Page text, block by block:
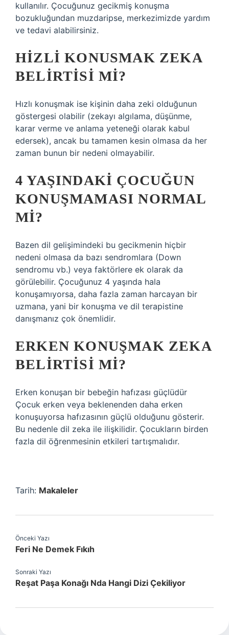
kullanılır. Çocuğunuz gecikmiş konuşma
bozukluğundan muzdaripse, merkezimizde yardım
ve tedavi alabilirsiniz.
HIZLI KONUSMAK ZEKA
BELIRTISI MI?
Hızlı konuşmak ise kişinin daha zeki olduğunun
göstergesi olabilir (zekayı algılama, düşünme,
karar verme ve anlama yeteneği olarak kabul
edersek), ancak bu tamamen kesin olmasa da her
zaman bunun bir nedeni olmayabilir.
4 YAŞINDAKI ÇOCUĞUN
KONUŞMAMASI NORMAL
MI?
Bazen dil gelişimindeki bu gecikmenin hiçbir
nedeni olmasa da bazı sendromlara (Down
sendromu vb.) veya faktörlere ek olarak da
görülebilir. Çocuğunuz 4 yaşında hala
konuşamıyorsa, daha fazla zaman harcayan bir
uzmana, yani bir konuşma ve dil terapistine
danışmanız çok önemlidir.
ERKEN KONUŞMAK ZEKA
BELIRTISI MI?
Erken konuşan bir bebeğin hafızası güçlüdür
Çocuk erken veya beklenenden daha erken
konuşuyorsa hafızasının güçlü olduğunu gösterir.
Bu nedenle dil zeka ile ilişkilidir. Çocukların birden
fazla dil öğrenmesinin etkileri tartışmalıdır.
Tarih: Makaleler
Önceki Yazı
Feri Ne Demek Fıkıh
Sonraki Yazı
Reşat Paşa Konağı Nda Hangi Dizi Çekiliyor